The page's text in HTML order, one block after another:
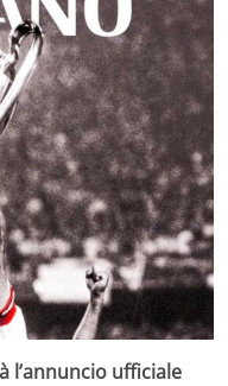
l’annuncio ufficiale